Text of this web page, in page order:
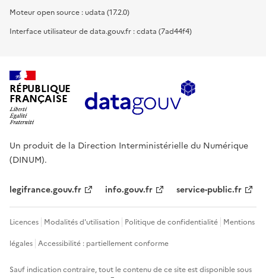
Moteur open source : udata (17.2.0)
Interface utilisateur de data.gouv.fr : cdata (7ad44f4)
RÉPUBLIQUE
FRANÇAISE
Un produit de la Direction Interministérielle du Numérique
(DINUM).
legifrance.gouv.fr info.gouv.fr service-public.fr
Licences Modalités d'utilisation Politique de confidentialité Mentions
légales Accessibilité : partiellement conforme
Sauf indication contraire, tout le contenu de ce site est disponible sous